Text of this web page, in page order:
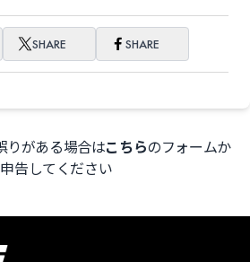
SHARE SHARE
りがある場合はこちらのフォームか
告してください